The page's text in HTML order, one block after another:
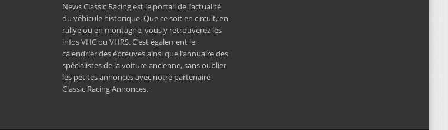
News Classic Racing est le portail de l’actualité
du véhicule historique. Que ce soit en circuit, en
rallye ou en montagne, vous y retrouverez les
infos VHC ou VHRS. C’est également le
calendrier des épreuves ainsi que l’annuaire des
spécialistes de la voiture ancienne, sans oublier
les petites annonces avec notre partenaire
Classic Racing Annonces.